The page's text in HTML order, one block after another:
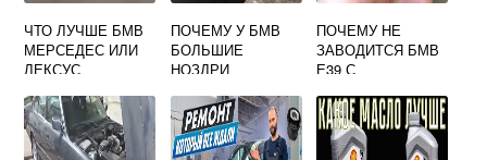
ЧТО ЛУЧШЕ БМВ
МЕРСЕДЕС ИЛИ
ЛЕКСУС
ПОЧЕМУ У БМВ
БОЛЬШИЕ
НОЗДРИ
ПОЧЕМУ НЕ
ЗАВОДИТСЯ БМВ
Е39 С
АККУМУЛЯТОРОМ